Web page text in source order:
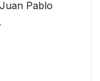
Pablo